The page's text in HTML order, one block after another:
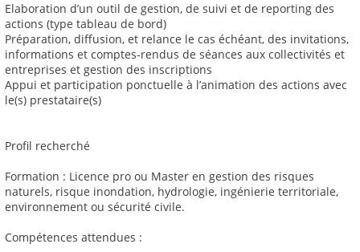
Elaboration d’un outil de gestion, de suivi et de reporting des
actions (type tableau de bord)
Préparation, diffusion, et relance le cas échéant, des invitations,
informations et comptes-rendus de séances aux collectivités et
entreprises et gestion des inscriptions
Appui et participation ponctuelle à l’animation des actions avec
le(s) prestataire(s)
Profil recherché
Formation : Licence pro ou Master en gestion des risques
naturels, risque inondation, hydrologie, ingénierie territoriale,
environnement ou sécurité civile.
Compétences attendues :